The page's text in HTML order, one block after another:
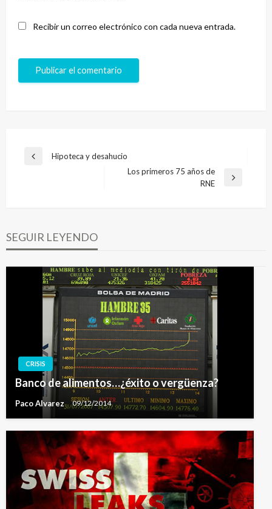
Recibir un correo electrónico con cada nueva entrada.
Navegación
Entrada
Hipoteca y desahucio
Los primeros 75 años de
RNE
SEGUIR LEYENDO
CRISIS
Banco de alimentos…¿éxito o vergüenza?
Paco Alvarez 09/12/2014